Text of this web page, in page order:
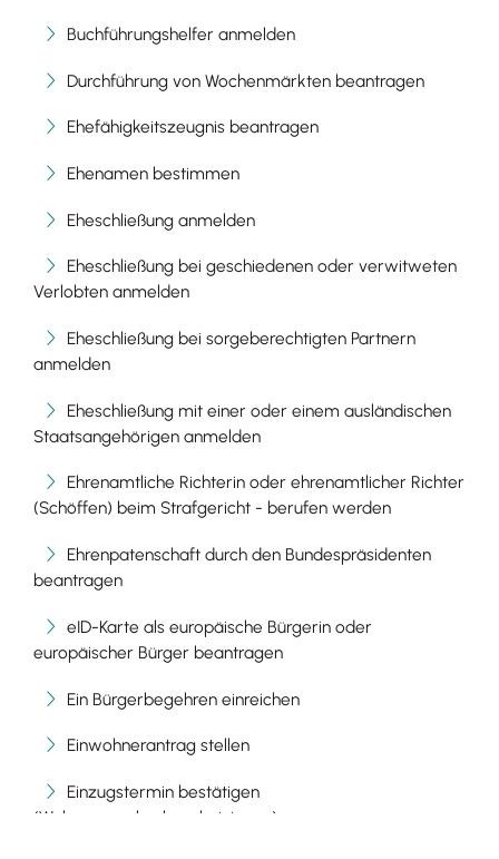
Buchführungshelfer anmelden
Durchführung von Wochenmärkten beantragen
Ehefähigkeitszeugnis beantragen
Ehenamen bestimmen
Eheschließung anmelden
Eheschließung bei geschiedenen oder verwitweten
Verlobten anmelden
Eheschließung bei sorgeberechtigten Partnern
anmelden
Eheschließung mit einer oder einem ausländischen
Staatsangehörigen anmelden
Ehrenamtliche Richterin oder ehrenamtlicher Richter
(Schöffen) beim Strafgericht - berufen werden
Ehrenpatenschaft durch den Bundespräsidenten
beantragen
eID-Karte als europäische Bürgerin oder
europäischer Bürger beantragen
Ein Bürgerbegehren einreichen
Einwohnerantrag stellen
Einzugstermin bestätigen
(Wohnungsgeberbescheinigung)